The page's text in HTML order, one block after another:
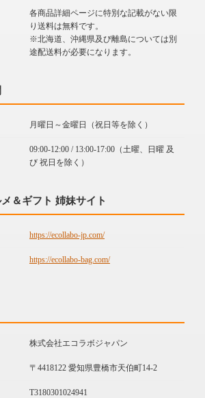
各商品詳細ページに特別な記載がない限
り送料は無料です。
※北海道、沖縄県及び離島については別
途配送料が必要になります。
月曜日～金曜日（祝日等を除く）
09:00-12:00 / 13:00-17:00（土曜、日曜 及
び 祝日を除く）
＆ギフト 姉妹サイト
https://ecollabo-jp.com/
https://ecollabo-bag.com/
株式会社エコラボジャパン
〒4418122 愛知県豊橋市天伯町14-2
T3180301024941